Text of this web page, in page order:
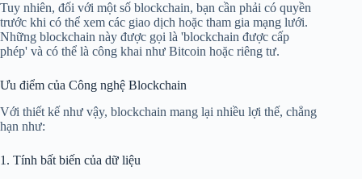
Tuy nhiên, đối với một số blockchain, bạn cần phải có quyền
trước khi có thể xem các giao dịch hoặc tham gia mạng lưới.
Những blockchain này được gọi là 'blockchain được cấp
phép' và có thể là công khai như Bitcoin hoặc riêng tư.
Ưu điểm của Công nghệ Blockchain
Với thiết kế như vậy, blockchain mang lại nhiều lợi thế, chẳng
hạn như:
1. Tính bất biến của dữ liệu